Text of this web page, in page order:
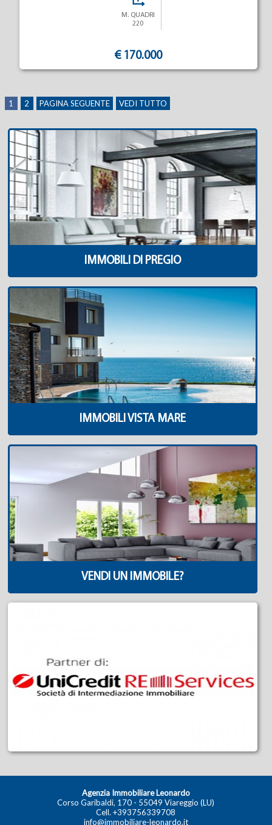
M. QUADRI
220
€ 170.000
1 2 PAGINA SEGUENTE VEDI TUTTO
IMMOBILI DI PREGIO
IMMOBILI VISTA MARE
VENDI UN IMMOBILE?
Agenzia Immobiliare Leonardo
Corso Garibaldi, 170 - 55049 Viareggio (LU)
Cell.+393756339708
info@immobiliare-leonardo.it